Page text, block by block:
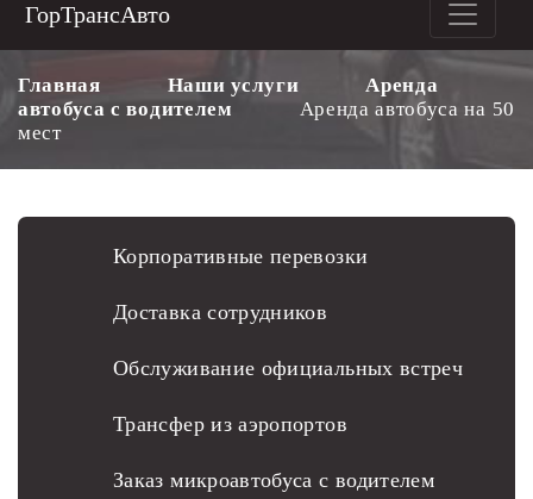
ГорТрансАвто
Главная Наши услуги
Аренда
автобуса с водителем
Аренда автобуса на 50
мест
Корпоративные перевозки
Доставка сотрудников
Обслуживание официальных встреч
Трансфер из аэропортов
Заказ микроавтобуса с водителем